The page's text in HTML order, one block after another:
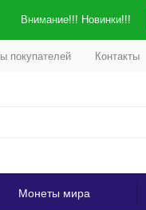
Внимание!!! Новинки!!!
покупателей Контакты
Монеты мира